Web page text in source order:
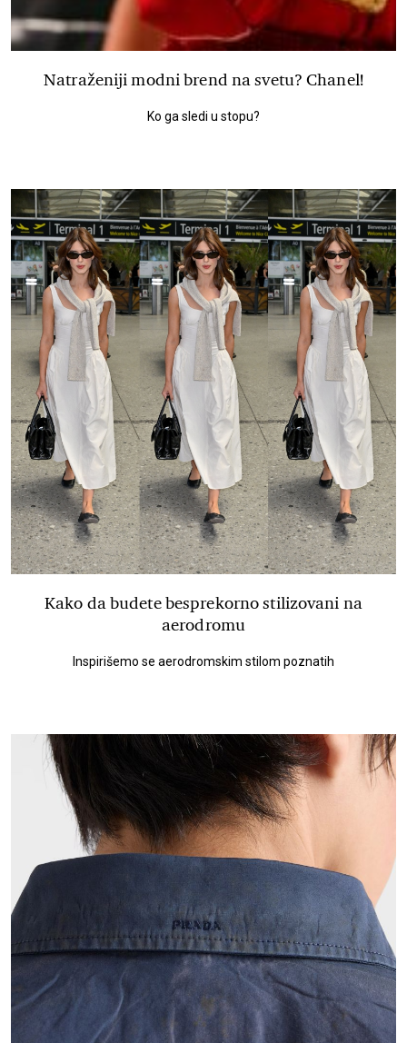
Natraženiji modni brend na svetu? Chanel!
Ko ga sledi u stopu?
Kako da budete besprekorno stilizovani na
aerodromu
Inspirišemo se aerodromskim stilom poznatih